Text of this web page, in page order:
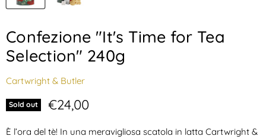
Confezione "It's Time for Tea
Selection" 240g
Cartwright & Butler
Sold out Prezzo attuale
€24,00
È l’ora del tè! In una meravigliosa scatola in latta Cartwright &